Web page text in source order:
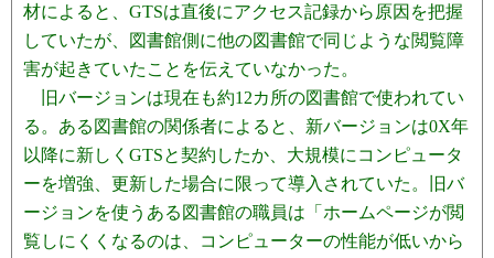
材によると、GTSは直後にアクセス記録から原因を把握
していたが、図書館側に他の図書館で同じような閲覧障
害が起きていたことを伝えていなかった。
旧バージョンは現在も約12カ所の図書館で使われてい
る。ある図書館の関係者によると、新バージョンは0X年
以降に新しくGTSと契約したか、大規模にコンピュータ
ーを増強、更新した場合に限って導入されていた。旧バ
ージョンを使うある図書館の職員は「ホームページが閲
覧しにくくなるのは、コンピューターの性能が低いから